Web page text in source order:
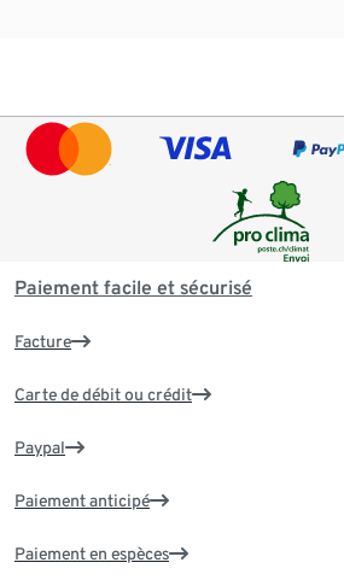
Paiement facile et sécurisé
Facture
Carte de débit ou crédit
Paypal
Paiement anticipé
Paiement en espèces